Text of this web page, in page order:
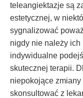
teleangiektazje są
estetycznej, w
sygnalizować
nigdy nie należy ich
indywidualne
skutecznej terapii.
niepokojące
skonsultować z